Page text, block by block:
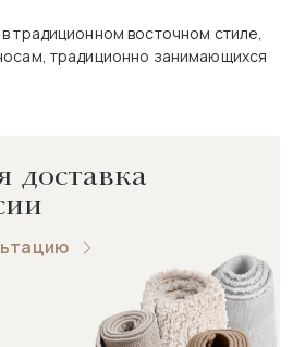
традиционном восточном стиле,
традиционно занимающихся
доставка